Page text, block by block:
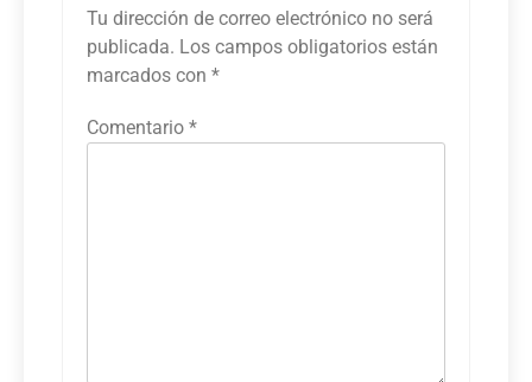
Tu dirección de correo electrónico no será
publicada. Los campos obligatorios están
marcados con *
Comentario *